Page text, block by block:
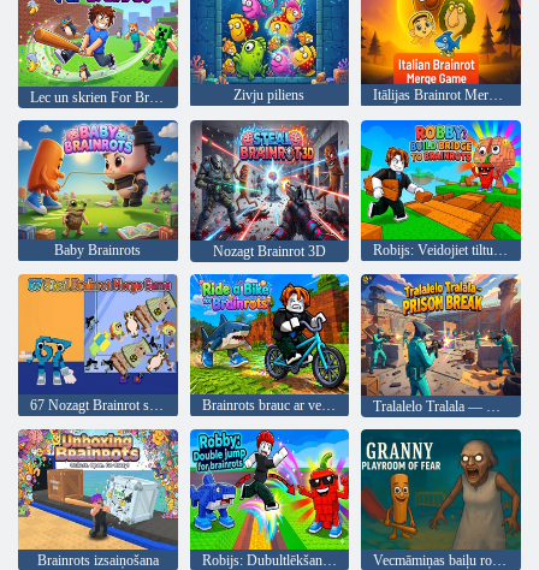
Zivju piliens Itālijas Brainrot Merge spēle
Baby Brainrots Nozagt Brainrot 3D Robijs: Veidojiet tiltu uz Brainrots
67 Nozagt Brainrot sapludināšanas spēle Brainrots brauc ar velosipēdu Tralalelo Tralala — Prison Break
Brainrots izsaiņošana Robijs: Dubultlēkšana prātam